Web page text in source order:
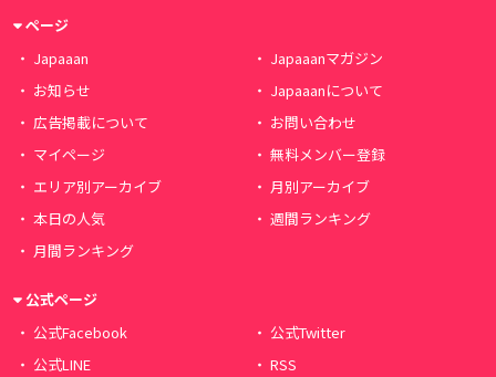
ページ
Japaaan
Japaaanマガジン
お知らせ
Japaaanについて
広告掲載について
お問い合わせ
マイページ
無料メンバー登録
エリア別アーカイブ
月別アーカイブ
本日の人気
週間ランキング
月間ランキング
公式ページ
公式Facebook
公式Twitter
公式LINE
RSS